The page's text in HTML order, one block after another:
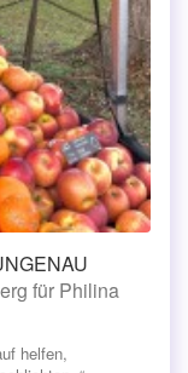
für Philina
helfen,